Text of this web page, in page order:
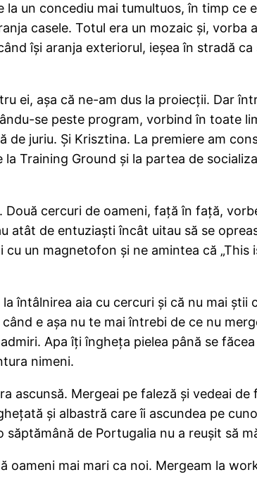
un concediu mai tumultuos, în timp ce
casele. Totul era un mozaic şi, vorba
îşi aranja exteriorul, ieşea în stradă
ei, aşa că ne-am dus la proiecţii. Dar
se peste program, vorbind în toate
de juriu. Şi Krisztina. La premiere am
Training Ground şi la partea de
cercuri de oameni, faţă în faţă,
atât de entuziaşti încât uitau să se
un magnetofon şi ne amintea că „This
întâlnirea aia cu cercuri şi că nu mai ştii
e aşa nu te mai întrebi de ce nu
Apa îţi îngheţa pielea până se
nimeni.
Mergeai pe faleză şi vedeai
şi albastră care îi ascundea pe
de Portugalia nu a reuşit să
oameni mai mari ca noi. Mergeam la